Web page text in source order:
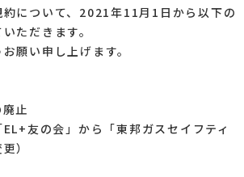
について、2021年11月1日から以下の
ただきます。
願い申し上げます。
止
友の会」から「東邦ガスセイフティ
）